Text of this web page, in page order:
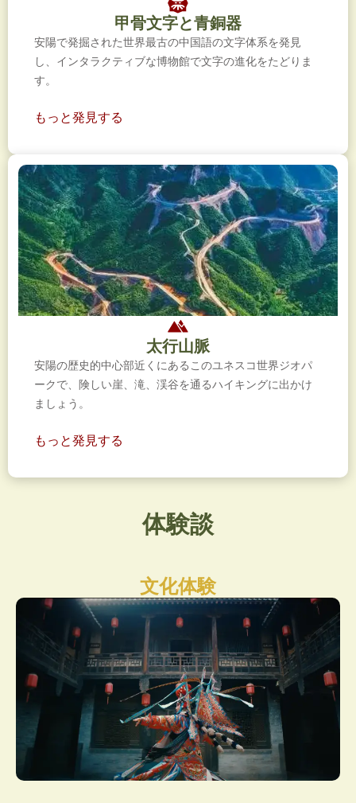
甲骨文字と青銅器
安陽で発掘された世界最古の中国語の文字体系を発見
し、インタラクティブな博物館で文字の進化をたどりま
す。
もっと発見する
太行山脈
安陽の歴史的中心部近くにあるこのユネスコ世界ジオパ
ークで、険しい崖、滝、渓谷を通​​るハイキングに出かけ
ましょう。
もっと発見する
体験談
文化体験